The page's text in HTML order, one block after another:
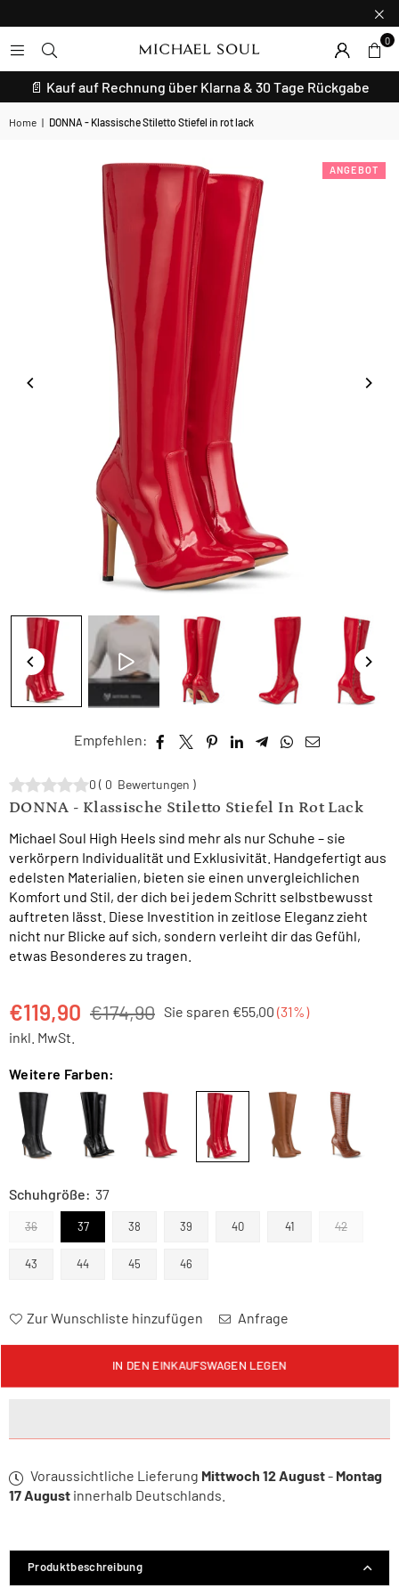
0
📄 Kauf auf Rechnung über Klarna & 30 Tage Rückgabe
Home | DONNA - Klassische Stiletto Stiefel in rot lack
ANGEBOT
Empfehlen:
0 ( 0 Bewertungen )
DONNA - Klassische Stiletto Stiefel In Rot Lack
Michael Soul High Heels sind mehr als nur Schuhe – sie
verkörpern Individualität und Exklusivität. Handgefertigt aus
edelsten Materialien, bieten sie einen unvergleichlichen
Komfort und Stil, der dich bei jedem Schritt selbstbewusst
auftreten lässt. Diese Investition in zeitlose Eleganz zieht
nicht nur Blicke auf sich, sondern verleiht dir das Gefühl,
etwas Besonderes zu tragen.
Normaler
Preis
€119,90 €174,90 Sie sparen €55,00 (31%)
inkl. MwSt.
Weitere Farben:
Schuhgröße: 37
36 37 38 39 40 41 42
43 44 45 46
Zur Wunschliste hinzufügen Anfrage
IN DEN EINKAUFSWAGEN LEGEN
Voraussichtliche Lieferung Mittwoch 12 August- Montag
17 August innerhalb Deutschlands.
Produktbeschreibung